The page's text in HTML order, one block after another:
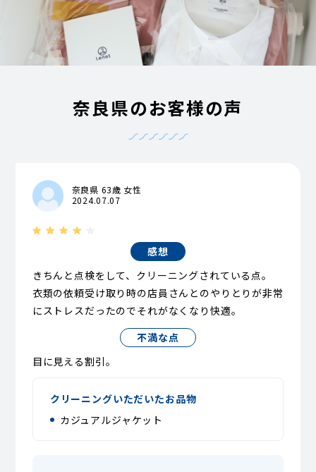
奈良県のお客様の声
奈良県 63歳 女性
2024.07.07
感想
きちんと点検をして、クリーニングされている点。
衣類の依頼受け取り時の店員さんとのやりとりが非常
にストレスだったのでそれがなくなり快適。
不満な点
目に見える割引。
クリーニングいただいたお品物
カジュアルジャケット